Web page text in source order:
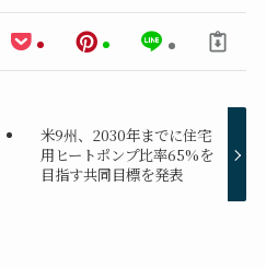
米9州、2030年までに住宅
用ヒートポンプ比率65%を
目指す共同目標を発表